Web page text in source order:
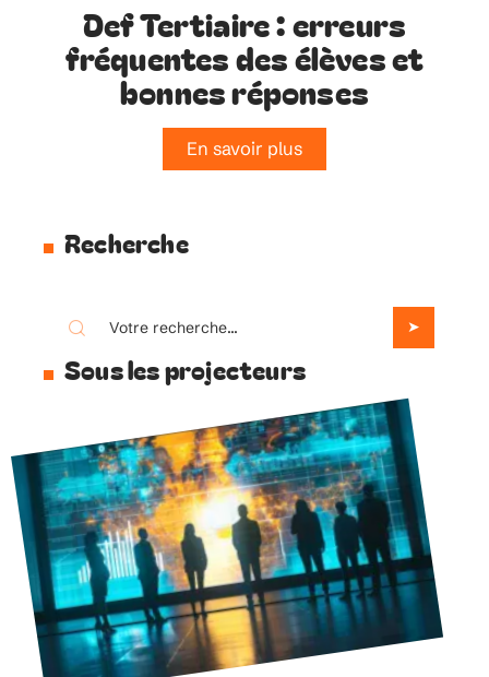
Def Tertiaire : erreurs
fréquentes des élèves et
bonnes réponses
En savoir plus
Recherche
Sous les projecteurs